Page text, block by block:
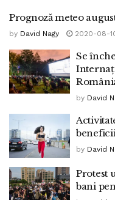
Prognoză meteo
by David Nagy 2020-08-
Se
by David
by David
Protest
bani